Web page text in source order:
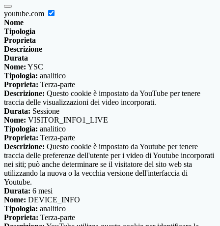
youtube.com
Nome
Tipologia
Proprieta
Descrizione
Durata
Nome: YSC
Tipologia: analitico
Proprieta: Terza-parte
Descrizione: Questo cookie è impostato da YouTube per tenere
traccia delle visualizzazioni dei video incorporati.
Durata: Sessione
Nome: VISITOR_INFO1_LIVE
Tipologia: analitico
Proprieta: Terza-parte
Descrizione: Questo cookie è impostato da Youtube per tenere
traccia delle preferenze dell'utente per i video di Youtube incorporati
nei siti; può anche determinare se il visitatore del sito web sta
utilizzando la nuova o la vecchia versione dell'interfaccia di
Youtube.
Durata: 6 mesi
Nome: DEVICE_INFO
Tipologia: analitico
Proprieta: Terza-parte